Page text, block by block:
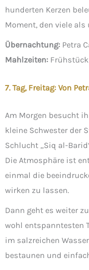
hunderten Kerzen
Moment, den viele
Übernachtung: Petra
Mahlzeiten:
7. Tag, Freitag: Von
Am Morgen besucht
kleine Schwester der
Schlucht „Siq al-
Die Atmosphäre ist
einmal die
wirken zu lassen.
Dann geht es weiter
wohl entspanntesten
im salzreichen
bestaunen und